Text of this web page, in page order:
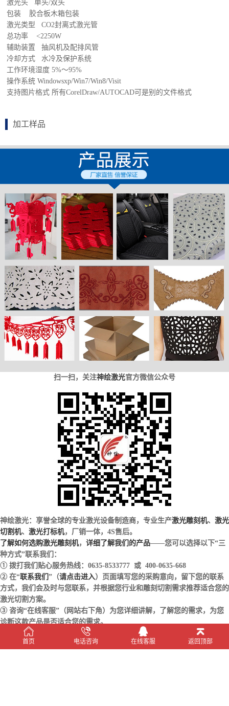
激光头 单头/双头
包装 胶合板木箱包装
激光类型 CO2封离式激光管
总功率 <2250W
辅助装置 抽风机及配排风管
冷却方式 水冷及保护系统
工作环境湿度 5%～95%
操作系统 Windowsxp/Win7/Win8/Visit
支持图片格式 所有CorelDraw/AUTOCAD可是别的文件格式
加工样品
扫一扫，关注神绘激光官方微信公众号
神绘激光：享誉全球的专业激光设备制造商，专业生产激光雕刻机、 激光
切割机、 激光打标机，厂销一体，4S售后。
了解如何选购激光雕刻机， 详细了解我们的产品——您可以选择以下“三
种方式”联系我们：
① 拨打我们贴心服务热线：0635-8533777 或 400-0635-668
② 在“联系我们 ”（请点击进入）页面填写您的采购意向，留下您的联系
方式，我们会及时与您联系，并根据您行业和雕刻切割需求推荐适合您的
激光切割方案。
③ 咨询“在线客服”（网站右下角）为您详细讲解，了解您的需求，为您
诊断这款产品是否适合您的需求。
首页 电话咨询 在线客服 返回顶部